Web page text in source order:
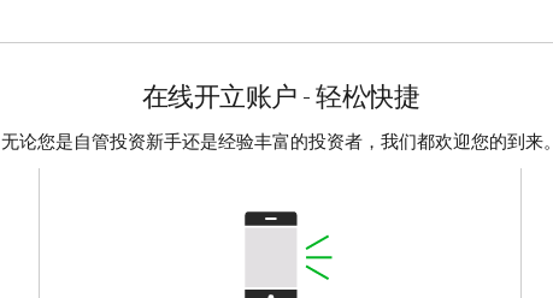
在线开立账户 - 轻松快捷
无论您是自管投资新手还是经验丰富的投资者，我们都欢迎您的到来。